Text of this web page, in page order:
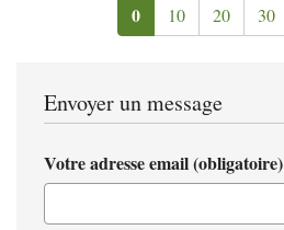
0 10 20 30
Envoyer un message
Votre adresse email (obligatoire)